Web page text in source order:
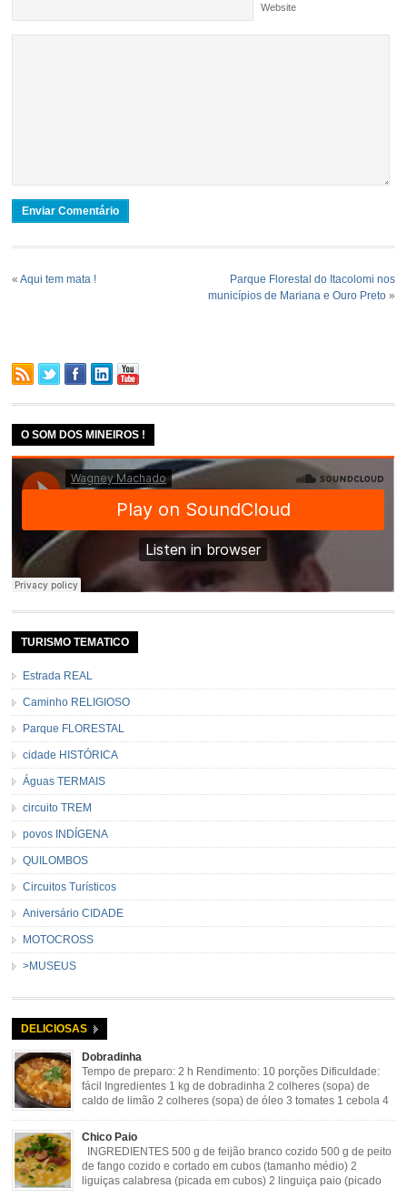
Website
«Aqui tem mata !
Parque Florestal do Itacolomi nos
municípios de Mariana e Ouro Preto»
O SOM DOS MINEIROS !
TURISMO TEMATICO
Estrada REAL
Caminho RELIGIOSO
Parque FLORESTAL
cidade HISTÓRICA
Águas TERMAIS
circuito TREM
povos INDÍGENA
QUILOMBOS
Circuitos Turísticos
Aniversário CIDADE
MOTOCROSS
>MUSEUS
DELICIOSAS
Dobradinha
Tempo de preparo: 2 h Rendimento: 10 porções Dificuldade:
fácil Ingredientes 1 kg de dobradinha 2 colheres (sopa) de
caldo de limão 2 colheres (sopa) de óleo 3 tomates 1 cebola 4
gosto Modo de Preparo: Lavar muito bem a dobradinha com limão. Deixar de
molho […]
Chico Paio
INGREDIENTES 500 g de feijão branco cozido 500 g de peito
de fango cozido e cortado em cubos (tamanho médio) 2
liguiças calabresa (picada em cubos) 2 linguiça paio (picado